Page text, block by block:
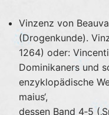
Vinzenz von
(Drogenkunde).
1264) oder:
Dominikaners und
enzyklopädische
maius‘,
dessen Band 4‐5